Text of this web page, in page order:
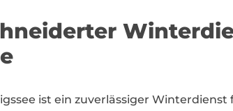
ist ein zuverlässiger